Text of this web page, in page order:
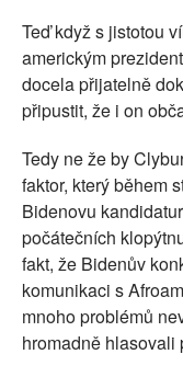
Teď když s jistotou
americkým
docela přijatelně
připustit, že i on
Tedy ne že by
faktor, který během
Bidenovu
počátečních
fakt, že Bidenův
komunikaci s
mnoho problémů
hromadně hlasovali